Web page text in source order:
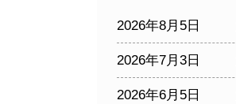
2026年8月5日
2026年7月3日
2026年6月5日